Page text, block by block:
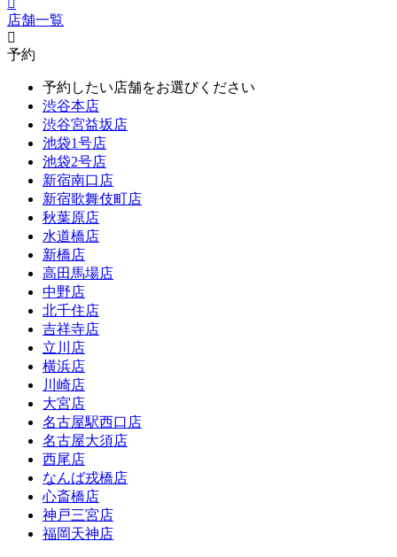
店舗一覧
予約
予約したい店舗をお選びください
渋谷本店
渋谷宮益坂店
池袋1号店
池袋2号店
新宿南口店
新宿歌舞伎町店
秋葉原店
水道橋店
新橋店
高田馬場店
中野店
北千住店
吉祥寺店
立川店
横浜店
川崎店
大宮店
名古屋駅西口店
名古屋大須店
西尾店
なんば戎橋店
心斎橋店
神戸三宮店
福岡天神店